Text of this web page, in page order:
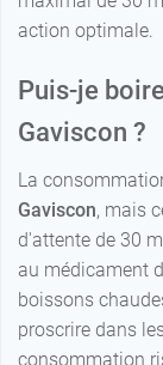
action optimale.
Puis-je
Gaviscon ?
La
Gaviscon, mais
d'attente de 30
au médicament
boissons
proscrire dans
consommation